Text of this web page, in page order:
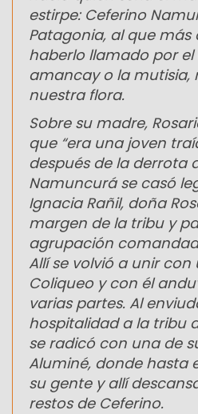
estirpe: Ceferino
Patagonia, al que
haberlo llamado por
amancay o la mutisia,
nuestra flora.
Sobre su madre,
que “era una joven
después de la derrota
Namuncurá se casó
Ignacia Rañil, doña
margen de la tribu y
agrupación
Allí se volvió a unir
Coliqueo y con él
varias partes. Al
hospitalidad a la tribu
se radicó con una de
Aluminé, donde hasta
su gente y allí
restos de Ceferino.